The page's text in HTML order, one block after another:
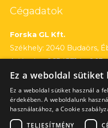
Cégadatok
Forska GL Kft.
Székhely: 2040 Budaörs,
Adószám: 26545714 – 2 13
Cégjegyzékszám: 13 – 09 –
Számlaszám: 12010154 –
Ez a weboldal sütiket
Ez a weboldal sütiket használ a
érdekében. A weboldalunk
használatához, a Cookie
TELJESÍTMÉNY